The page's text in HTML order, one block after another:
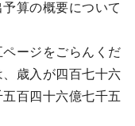
算の概要について
ージをごらんくだ
歳入が四百七十六
百四十六億七千五